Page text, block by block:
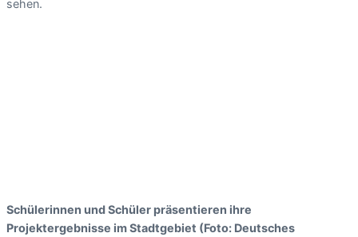
sehen.
Schülerinnen und Schüler präsentieren ihre
Projektergebnisse im Stadtgebiet (Foto: Deutsches